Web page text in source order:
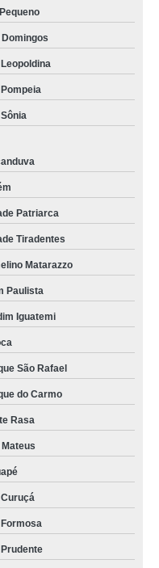
Domingos
Patriarca
Tiradentes
Matarazzo
Paulista
Iguatemi
São Rafael
do Carmo
Rasa
Mateus